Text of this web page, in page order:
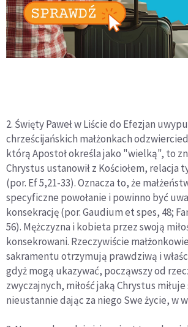
2. Święty Paweł w Liście do Efezjan
chrześcijańskich małżonkach
którą Apostoł określa jako "wielką", to
Chrystus ustanowił z Kościołem, relacja
(por. Ef 5,21-33). Oznacza to, że
specyficzne powołanie i powinno być
konsekrację (por. Gaudium et spes, 48;
56). Mężczyzna i kobieta przez swoją
konsekrowani. Rzeczywiście
sakramentu otrzymują prawdziwą i
gdyż mogą ukazywać, począwszy od
zwyczajnych, miłość jaką Chrystus miłuje
nieustannie dając za niego Swe życie, w